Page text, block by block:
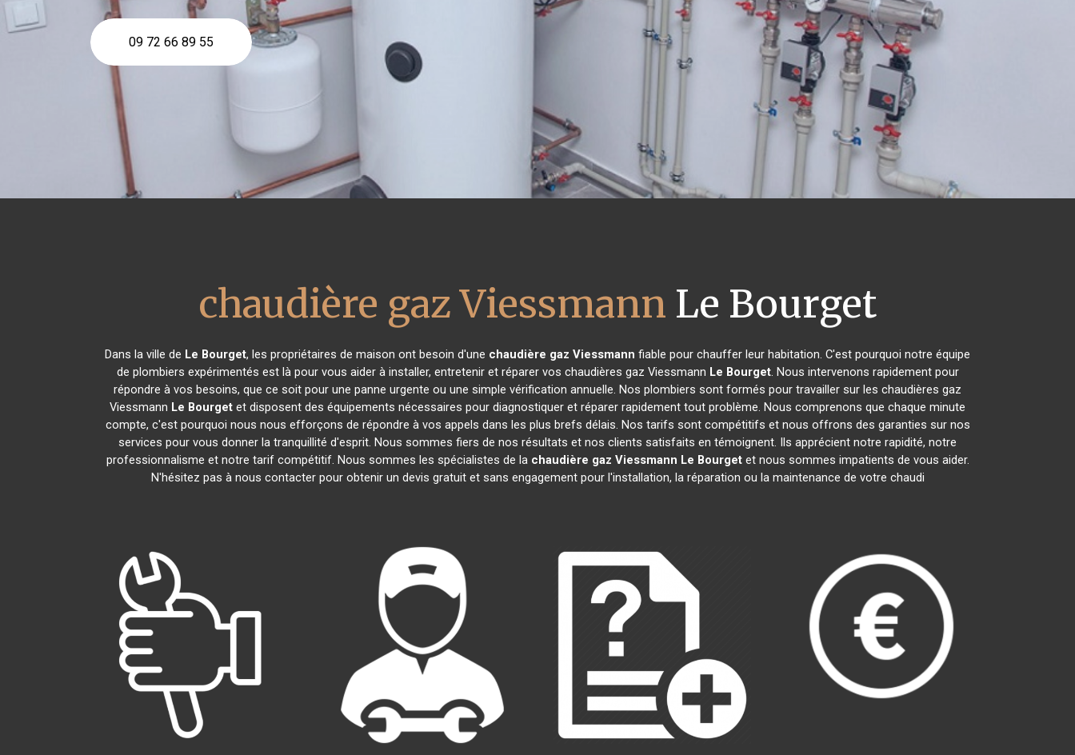
09 72 66 89 55
chaudière gaz Viessmann Le Bourget
Dans la ville de Le Bourget, les propriétaires de maison ont besoin d'une chaudière gaz Viessmann fiable pour chauffer leur habitation. C'est pourquoi notre équipe
de plombiers expérimentés est là pour vous aider à installer, entretenir et réparer vos chaudières gaz Viessmann Le Bourget. Nous intervenons rapidement pour
répondre à vos besoins, que ce soit pour une panne urgente ou une simple vérification annuelle. Nos plombiers sont formés pour travailler sur les chaudières gaz
Viessmann Le Bourget et disposent des équipements nécessaires pour diagnostiquer et réparer rapidement tout problème. Nous comprenons que chaque minute
compte, c'est pourquoi nous nous efforçons de répondre à vos appels dans les plus brefs délais. Nos tarifs sont compétitifs et nous offrons des garanties sur nos
services pour vous donner la tranquillité d'esprit. Nous sommes fiers de nos résultats et nos clients satisfaits en témoignent. Ils apprécient notre rapidité, notre
professionnalisme et notre tarif compétitif. Nous sommes les spécialistes de la chaudière gaz Viessmann Le Bourgetet nous sommes impatients de vous aider.
N'hésitez pas à nous contacter pour obtenir un devis gratuit et sans engagement pour l'installation, la réparation ou la maintenance de votre chaudi